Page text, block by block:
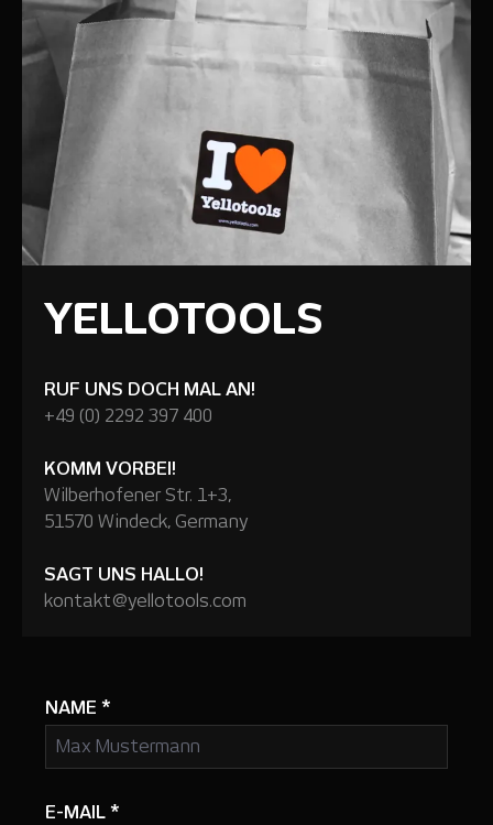
YELLOTOOLS
RUF UNS DOCH MAL AN!
+49 (0) 2292 397 400
KOMM VORBEI!
Wilberhofener Str. 1+3,
51570 Windeck, Germany
SAGT UNS HALLO!
kontakt@yellotools.com
NAME *
E-MAIL *